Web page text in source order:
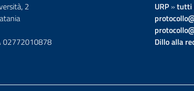
2
02772010878
URP»tutti
Dillo alla